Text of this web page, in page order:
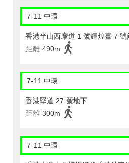
7-11 中環
香港半山西摩道 1 號輝煌臺 7 號
距離 490m
7-11 中環
香港堅道 27 號地下
距離 300m
7-11 中環